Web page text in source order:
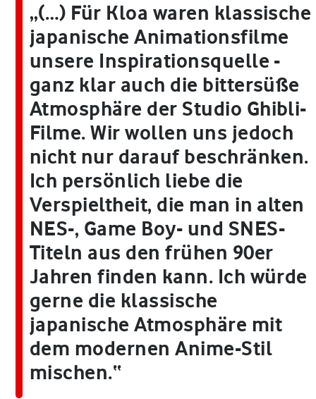
„(…) Für Kloa waren klassische
japanische Animationsfilme
unsere Inspirationsquelle -
ganz klar auch die bittersüße
Atmosphäre der Studio Ghibli-
Filme. Wir wollen uns jedoch
nicht nur darauf beschränken.
Ich persönlich liebe die
Verspieltheit, die man in alten
NES-, Game Boy- und SNES-
Titeln aus den frühen 90er
Jahren finden kann. Ich würde
gerne die klassische
japanische Atmosphäre mit
dem modernen Anime-Stil
mischen.“